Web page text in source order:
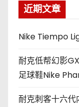
近期文章
Nike Tiempo
耐克低帮幻影
足球鞋Nike
耐克刺客十六